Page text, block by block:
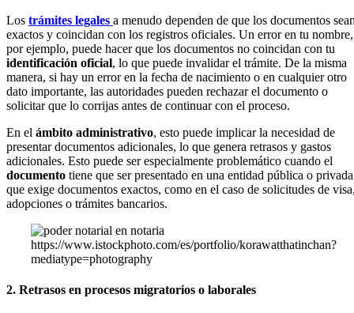
Los trámites legales a menudo dependen de que los documentos
exactos y coincidan con los registros oficiales. Un error en tu nombre,
por ejemplo, puede hacer que los documentos no coincidan con tu
identificación oficial, lo que puede invalidar el trámite. De la misma
manera, si hay un error en la fecha de nacimiento o en cualquier otro
dato importante, las autoridades pueden rechazar el documento o
solicitar que lo corrijas antes de continuar con el proceso.
En el ámbito administrativo, esto puede implicar la necesidad de
presentar documentos adicionales, lo que genera retrasos y gastos
adicionales. Esto puede ser especialmente problemático cuando el
documento tiene que ser presentado en una entidad pública o privada
que exige documentos exactos, como en el caso de solicitudes de
adopciones o trámites bancarios.
https://www.istockphoto.com/es/portfolio/korawatthatinchan?
mediatype=photography
2. Retrasos en procesos migratorios o laborales